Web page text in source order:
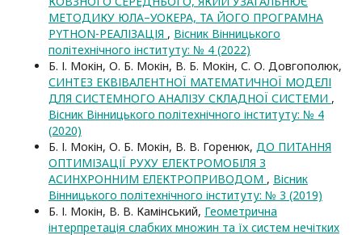
МЕТОДИКУ ЮЛА–УОКЕРА, ТА ЙОГО ПРОГРАМНА
PYTHON-РЕАЛІЗАЦІЯ , Вісник Вінницького
політехнічного інституту: № 4 (2022)
Б. І. Мокін, О. Б. Мокін, В. Б. Мокін, С. О. Довгополюк,
СИНТЕЗ ЕКВІВАЛЕНТНОЇ МАТЕМАТИЧНОЇ МОДЕЛІ
ДЛЯ СИСТЕМНОГО АНАЛІЗУ СКЛАДНОЇ СИСТЕМИ ,
Вісник Вінницького політехнічного інституту: № 4
(2020)
Б. І. Мокін, О. Б. Мокін, В. В. Горенюк, ДО ПИТАННЯ
ОПТИМІЗАЦІЇ РУХУ ЕЛЕКТРОМОБІЛЯ З
АСИНХРОННИМ ЕЛЕКТРОПРИВОДОМ , Вісник
Вінницького політехнічного інституту: № 3 (2019)
Б. І. Мокін, В. В. Камінський, Геометрична
інтерпретація слабких множин та їх систем нечітких